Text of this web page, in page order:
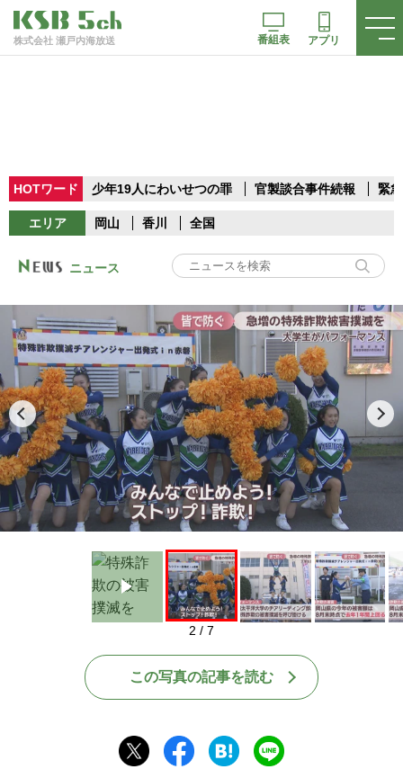
株式会社 瀬戸内海放送 番組表 アプリ
HOTワード 少年19人にわいせつの罪 官製談合事件続報 緊
エリア 岡山 香川 全国
ニュース
Play
2 / 7
この写真の記事を読む